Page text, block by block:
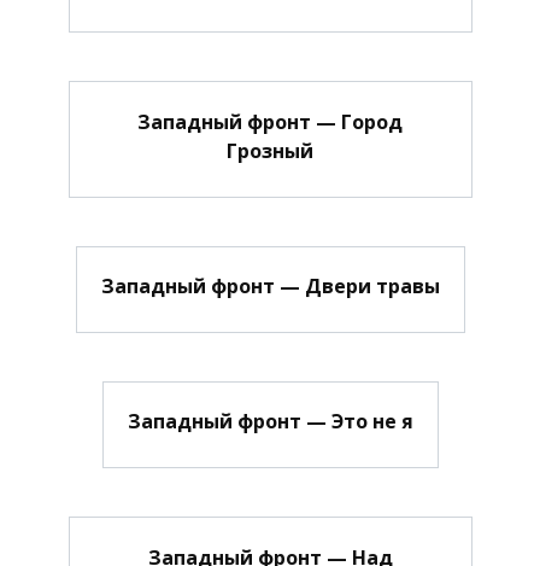
Западный фронт — Город
Грозный
Западный фронт — Двери травы
Западный фронт — Это не я
Западный фронт — Над